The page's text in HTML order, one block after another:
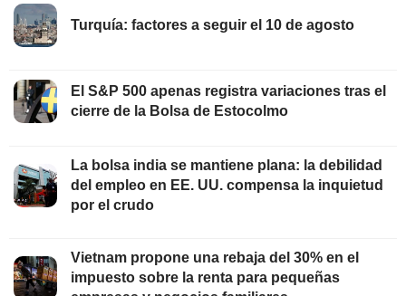
Turquía: factores a seguir el 10 de agosto
El S&P 500 apenas registra variaciones tras el
cierre de la Bolsa de Estocolmo
La bolsa india se mantiene plana: la debilidad
del empleo en EE. UU. compensa la inquietud
por el crudo
Vietnam propone una rebaja del 30% en el
impuesto sobre la renta para pequeñas